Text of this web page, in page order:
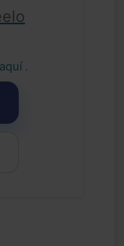
.